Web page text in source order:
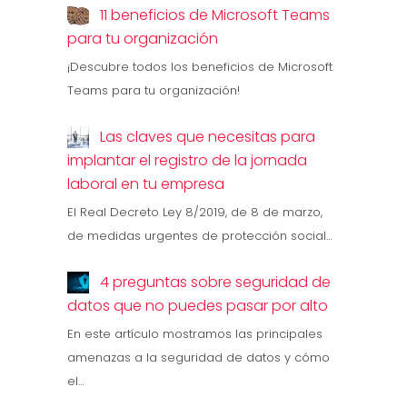
11 beneficios de Microsoft Teams
para tu organización
¡Descubre todos los beneficios de Microsoft
Teams para tu organización!
Las claves que necesitas para
implantar el registro de la jornada
laboral en tu empresa
El Real Decreto Ley 8/2019, de 8 de marzo,
de medidas urgentes de protección social…
4 preguntas sobre seguridad de
datos que no puedes pasar por alto
En este artículo mostramos las principales
amenazas a la seguridad de datos y cómo
el…